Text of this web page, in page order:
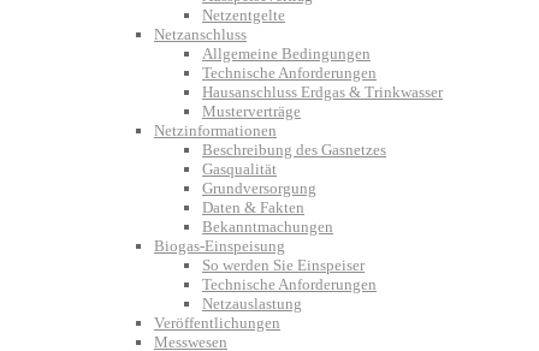
Netzentgelte
Netzanschluss
Allgemeine Bedingungen
Technische Anforderungen
Hausanschluss Erdgas & Trinkwasser
Musterverträge
Netzinformationen
Beschreibung des Gasnetzes
Gasqualität
Grundversorgung
Daten & Fakten
Bekanntmachungen
Biogas-Einspeisung
So werden Sie Einspeiser
Technische Anforderungen
Netzauslastung
Veröffentlichungen
Messwesen